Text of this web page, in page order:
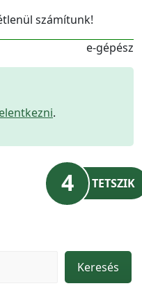
számítunk!
e-gépész
.
4 TETSZIK
Keresés